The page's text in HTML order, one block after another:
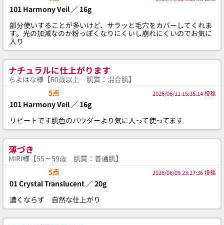
101 Harmony Veil ／ 16g
部分使いすることが多いけど、サラッと毛穴をカバーしてくれま
す。光の加減なのか粉っぽくなりにくいし崩れにくいのでお気に
入り
ナチュラルに仕上がります
ちよはな様【60歳以上 肌質：混合肌】
5点
2026/06/11 15:35:14 投稿
101 Harmony Veil ／ 16g
リピートです肌色のパウダーより気に入って使ってます
薄づき
MIRI様【55－59歳 肌質：普通肌】
5点
2026/06/09 23:27:36 投稿
01 Crystal Translucent ／ 20g
濃くならず 自然な仕上がり